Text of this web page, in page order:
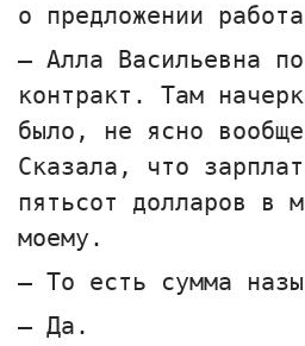
о предложении
— Алла Васильевна
контракт. Там
было, не ясно
Сказала, что
пятьсот долларов в
моему.
— То есть сумма
— Да.